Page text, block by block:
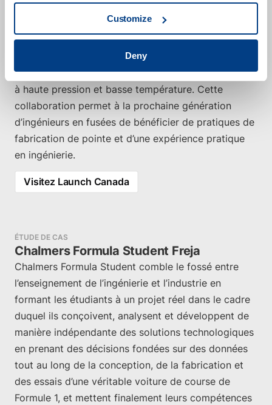
Customize
Deny
contribuons à améliorer les performances, la fiabilité
et l’intégrité structurelle de leurs conceptions. En
nous appuyant sur la dernière spécification CIC/HIP
(AMS 7028), nous optimisons la résistance et la
durée de vie en fatigue grâce à un cycle sur mesure
à haute pression et basse température. Cette
collaboration permet à la prochaine génération
d’ingénieurs en fusées de bénéficier de pratiques de
fabrication de pointe et d’une expérience pratique
en ingénierie.
Visitez Launch Canada
ÉTUDE DE CAS
Chalmers Formula Student Freja
Chalmers Formula Student comble le fossé entre
l’enseignement de l’ingénierie et l’industrie en
formant les étudiants à un projet réel dans le cadre
duquel ils conçoivent, analysent et développent de
manière indépendante des solutions technologiques
en prenant des décisions fondées sur des données
tout au long de la conception, de la fabrication et
des essais d’une véritable voiture de course de
Formule 1, et mettent finalement leurs compétences